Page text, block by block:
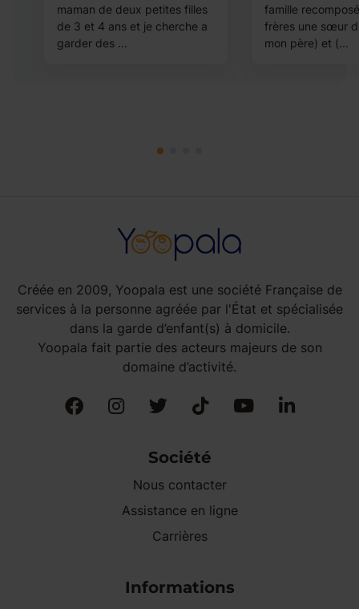
maman de deux petites filles
de 3 et 4 ans et je cherche a
garder des ...
famille
frères une sœur
mon père) et (...
Créée en 2009, Yoopala est une société Française de
services à la personne agréée par l'État et spécialisée
dans la garde d’enfant(s) à domicile.
Yoopala fait partie des acteurs majeurs de son
domaine d’activité.
Société
Nous contacter
Assistance en ligne
Carrières
Informations